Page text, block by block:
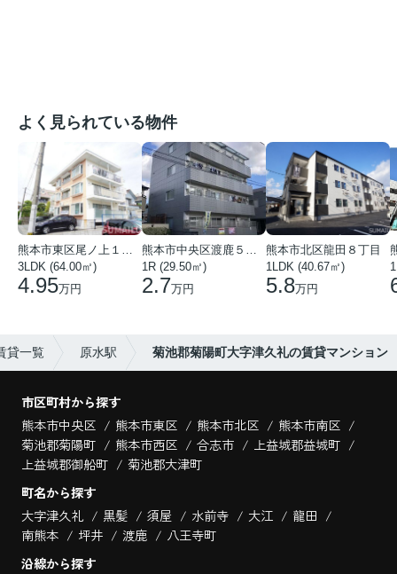
よく見られている物件
熊本市東区尾ノ上１丁目
3LDK (64.00㎡)
4.95万円
熊本市中央区渡鹿５丁目
1R (29.50㎡)
2.7万円
熊本市北区龍田８丁目
1LDK (40.67㎡)
5.8万円
貸一覧 原水駅 菊池郡菊陽町大字津久礼の賃貸マンション
市区町村から探す
熊本市中央区
熊本市東区 熊本市北区
熊本市南区
菊池郡菊陽町
熊本市西区 合志市
上益城郡益城町
上益城郡御船町
菊池郡大津町
町名から探す
大字津久礼
黒髪 須屋 水前寺 大江
龍田
南熊本
坪井 渡鹿
八王寺町
沿線から探す